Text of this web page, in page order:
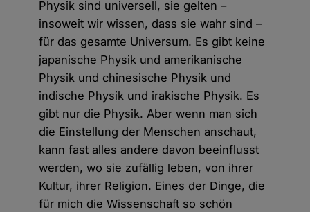
Physik sind universell, sie gelten –
insoweit wir wissen, dass sie wahr sind –
für das gesamte Universum. Es gibt keine
japanische Physik und amerikanische
Physik und chinesische Physik und
indische Physik und irakische Physik. Es
gibt nur die Physik. Aber wenn man sich
die Einstellung der Menschen anschaut,
kann fast alles andere davon beeinflusst
werden, wo sie zufällig leben, von ihrer
Kultur, ihrer Religion. Eines der Dinge, die
für mich die Wissenschaft so schön